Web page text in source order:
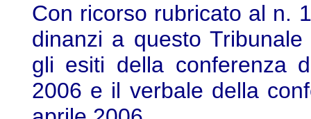
Con ricorso rubricato al n.
dinanzi a questo
gli esiti della conferenza
2006 e il verbale della